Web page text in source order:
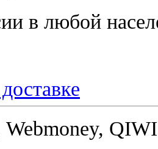
в любой